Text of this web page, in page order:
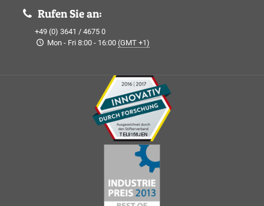
Rufen Sie an:
+49 (0) 3641 / 4675 0
Mon - Fri 8:00 - 16:00 (GMT +1)